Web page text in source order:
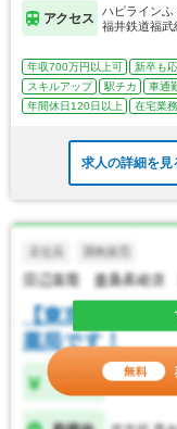
アクセス
ハピラインふ
福井鉄道福武
年収700万円以上可 新卒も
スキルアップ
駅チカ 車通
年間休日120日以上
在宅業
求人の詳細を見